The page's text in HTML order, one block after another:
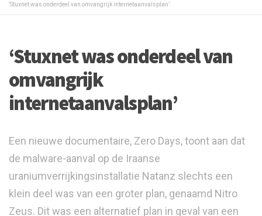
‘Stuxnet was onderdeel van omvangrijk internetaanvalsplan’
‘Stuxnet was onderdeel van
omvangrijk
internetaanvalsplan’
Een nieuwe documentaire, Zero Days, toont aan dat
de malware-aanval op de Iraanse
uraniumverrijkingsinstallatie Natanz slechts een
klein deel was van een groter plan, genaamd Nitro
Zeus. Dit was een alternatief plan in geval van een